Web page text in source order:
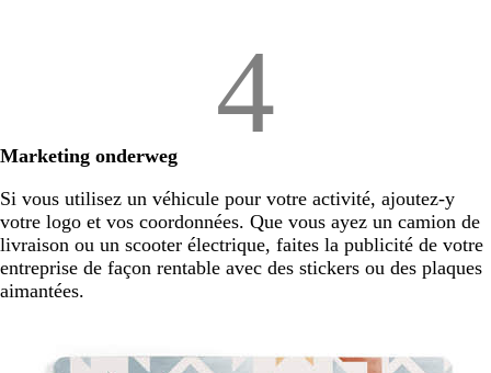
4
Marketing onderweg
Si vous utilisez un véhicule pour votre activité, ajoutez-y
votre logo et vos coordonnées. Que vous ayez un camion de
livraison ou un scooter électrique, faites la publicité de votre
entreprise de façon rentable avec des stickers ou des plaques
aimantées.